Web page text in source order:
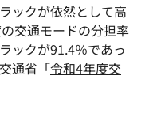
ックが依然として高
交通モードの分担率
ックが91.4％であっ
通省「令和4年度交